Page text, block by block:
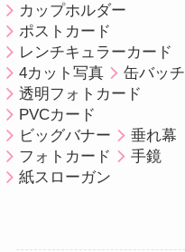
カップホルダー
ポストカード
レンチキュラーカード
4カット写真
缶バッチ
透明フォトカード
PVCカード
ビッグバナー
垂れ幕
フォトカード
手鏡
紙スローガン